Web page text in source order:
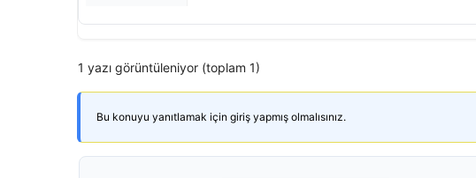
1 yazı görüntüleniyor (toplam 1)
Bu konuyu yanıtlamak için giriş yapmış olmalısınız.